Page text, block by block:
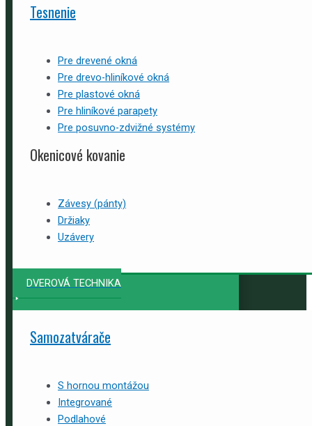
Tesnenie
Pre drevené okná
Pre drevo-hliníkové okná
Pre plastové okná
Pre hliníkové parapety
Pre posuvno-zdvižné systémy
Okenicové kovanie
Závesy (pánty)
Držiaky
Uzávery
DVEROVÁ TECHNIKA
Samozatvárače
S hornou montážou
Integrované
Podlahové